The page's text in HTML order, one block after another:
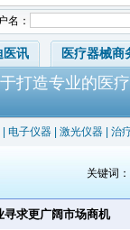
名：
医讯 医疗器械商
打造专业的医
电子仪器 激光仪器 治
关键词
求更广阔市场商机